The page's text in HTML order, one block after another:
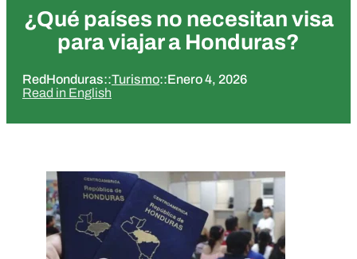
¿Qué países no necesitan visa
para viajar a Honduras?
RedHonduras::Turismo::Enero 4, 2026
Read in English